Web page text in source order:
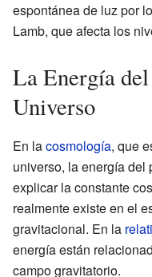
espontánea de luz por
Lamb, que afecta los
La Energía
Universo
En lacosmología, que
universo, la energía del
explicar la constante
realmente existe en el
gravitacional. En la
energía están
campo gravitatorio.